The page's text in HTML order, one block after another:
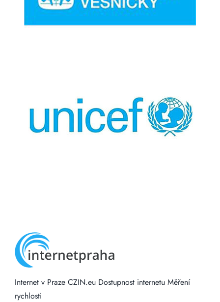
Internet v Praze CZIN.eu Dostupnost internetu Měření
rychlosti